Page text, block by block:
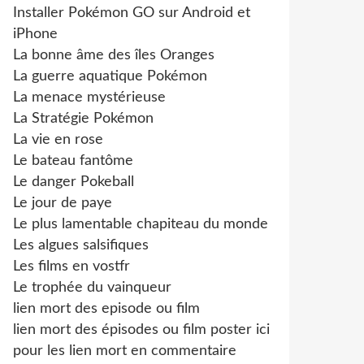
Installer Pokémon GO sur Android et
iPhone
La bonne âme des îles Oranges
La guerre aquatique Pokémon
La menace mystérieuse
La Stratégie Pokémon
La vie en rose
Le bateau fantôme
Le danger Pokeball
Le jour de paye
Le plus lamentable chapiteau du monde
Les algues salsifiques
Les films en vostfr
Le trophée du vainqueur
lien mort des episode ou film
lien mort des épisodes ou film poster ici
pour les lien mort en commentaire